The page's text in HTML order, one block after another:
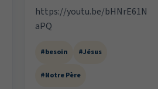
https://youtu.be/bHNrE61N
aPQ
#besoin #Jésus
#Notre Père